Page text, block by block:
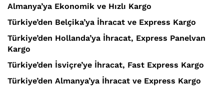
Almanya’ya Ekonomik ve Hızlı Kargo
Türkiye’den Belçika’ya İhracat ve Express Kargo
Türkiye’den Hollanda’ya İhracat, Express Panelvan
Kargo
Türkiye’den İsviçre’ye İhracat, Fast Express Kargo
Türkiye’den Almanya’ya İhracat ve Express Kargo